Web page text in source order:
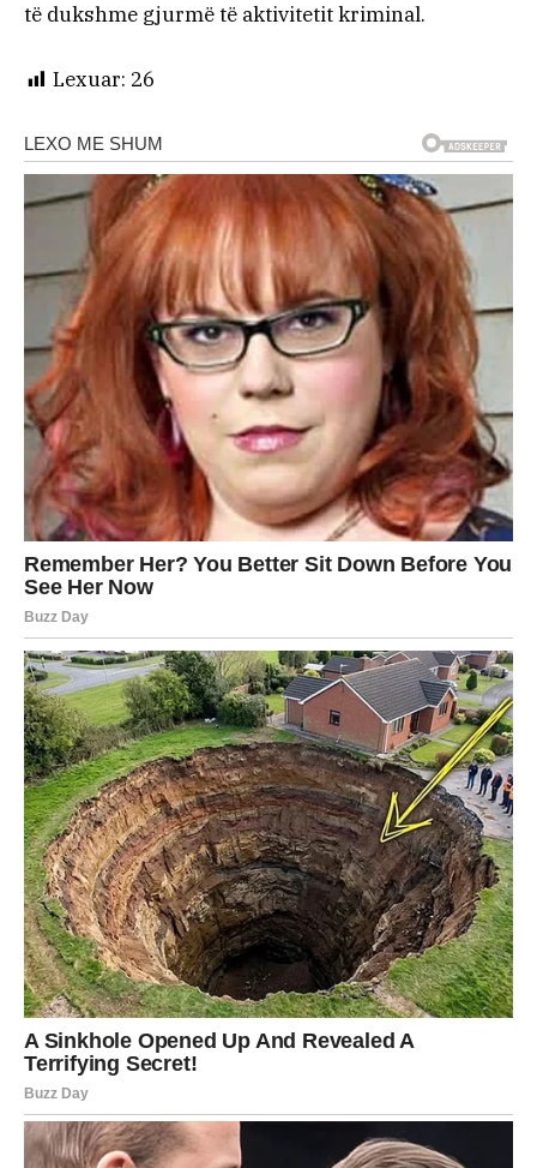
të dukshme gjurmë të aktivitetit kriminal.
Lexuar: 26